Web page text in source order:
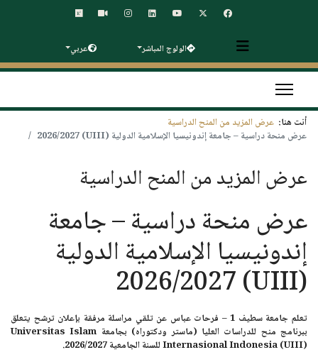
الولوج المباشر عربي
أنت هنا: عرض المزيد من المنح الدراسية
عرض منحة دراسية – جامعة إندونيسيا الإسلامية الدولية (UIII) 2026/2027
عرض المزيد من المنح الدراسية
عرض منحة دراسية – جامعة
إندونيسيا الإسلامية الدولية
(UIII) 2026/2027
تعلم جامعة سطيف 1 – فرحات عباس عن تلقي مراسلة مرفقة بإعلان ترشح يتعلق
ببرنامج منح للدراسات العليا (ماستر ودكتوراه) بجامعة Universitas Islam
Internasional Indonesia (UIII)للسنة الجامعية 2026/2027.